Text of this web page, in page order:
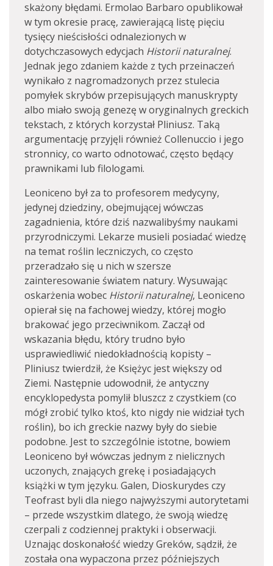
skażony błędami. Ermolao Barbaro opublikował
w tym okresie pracę, zawierającą listę pięciu
tysięcy nieścisłości odnalezionych w
dotychczasowych edycjach Historii naturalnej.
Jednak jego zdaniem każde z tych przeinaczeń
wynikało z nagromadzonych przez stulecia
pomyłek skrybów przepisujących manuskrypty
albo miało swoją genezę w oryginalnych greckich
tekstach, z których korzystał Pliniusz. Taką
argumentację przyjęli również Collenuccio i jego
stronnicy, co warto odnotować, często będący
prawnikami lub filologami.
Leoniceno był za to profesorem medycyny,
jedynej dziedziny, obejmującej wówczas
zagadnienia, które dziś nazwalibyśmy naukami
przyrodniczymi. Lekarze musieli posiadać wiedzę
na temat roślin leczniczych, co często
przeradzało się u nich w szersze
zainteresowanie światem natury. Wysuwając
oskarżenia wobec Historii naturalnej, Leoniceno
opierał się na fachowej wiedzy, której mogło
brakować jego przeciwnikom. Zaczął od
wskazania błędu, który trudno było
usprawiedliwić niedokładnością kopisty –
Pliniusz twierdził, że Księżyc jest większy od
Ziemi. Następnie udowodnił, że antyczny
encyklopedysta pomylił bluszcz z czystkiem (co
mógł zrobić tylko ktoś, kto nigdy nie widział tych
roślin), bo ich greckie nazwy były do siebie
podobne. Jest to szczególnie istotne, bowiem
Leoniceno był wówczas jednym z nielicznych
uczonych, znających grekę i posiadających
książki w tym języku. Galen, Dioskurydes czy
Teofrast byli dla niego najwyższymi autorytetami
– przede wszystkim dlatego, że swoją wiedzę
czerpali z codziennej praktyki i obserwacji.
Uznając doskonałość wiedzy Greków, sądził, że
została ona wypaczona przez późniejszych